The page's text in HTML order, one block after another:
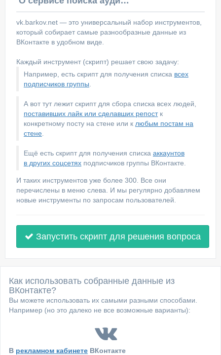
vk.barkov.net — это универсальный набор инструментов,
который собирает самые разнообразные данные из
ВКонтакте в удобном виде.
Каждый инструмент (скрипт) решает свою задачу:
Например, есть скрипт для получения списка всех
подписчиков группы
А вот тут лежит скрипт для сбора списка всех людей,
поставивших лайк или сделавших репостк
конкретному посту на стене или к любым постам на
стене
Ещё есть скрипт для получения списка аккаунтов
в других соцсетях подписчиков группы ВКонтакте.
И таких инструментов уже более 300. Все они
перечислены в меню слева. И мы регулярно добавляем
новые инструменты по запросам пользователей.
Запустить скрипт для решения вопроса
Как использовать собранные данные из
ВКонтакте?
Вы можете использовать их самыми разными способами.
Например (но это далеко не все возможные варианты):
В рекламном кабинете ВКонтакте